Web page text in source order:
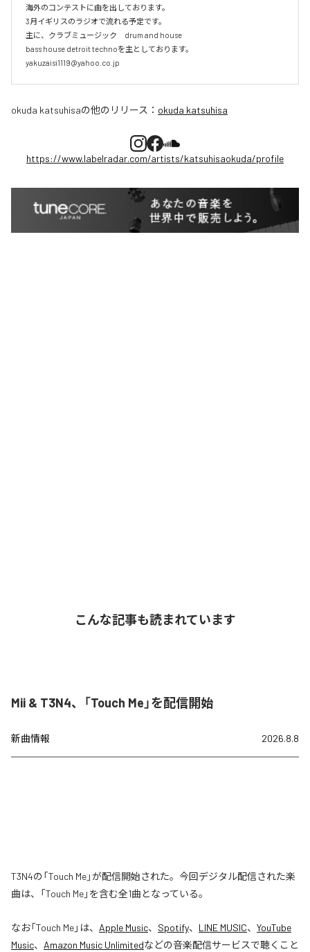
海外のコンテストに曲を出しております。
3月イギリスのラジオで流れる予定です。
主に、クラブミュージック　drum and house
bass house detroit technoを主としております。
yakuzaisi1119@yahoo.co.jp
okuda katsuhisaの他のリリース： okuda katsuhisa
https://www.labelradar.com/artists/katsuhisaokuda/profile
こんな記事も読まれています
Mii & T3N4、「Touch Me」を配信開始
新曲情報 2026.8.8
T3N4の「Touch Me」が配信開始された。今回デジタル配信された楽
曲は、「Touch Me」を含む全1曲となっている。
なお「Touch Me」は、 Apple Music、 Spotify、 LINE MUSIC、 YouTube
Music、 Amazon Music Unlimitedなどの音楽配信サービスで聴くこと